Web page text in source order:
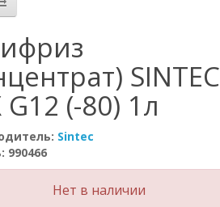
SINTEC
G12 (-80) 1л
Sintec
990466
Нет в наличии